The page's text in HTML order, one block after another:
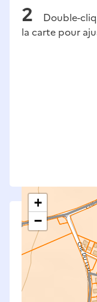
Double-
la carte pour
+
−Saisissez
Surfaces à
espaces verts,
définitifs et